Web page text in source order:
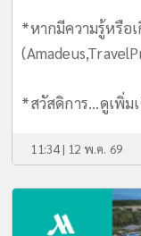
*หากมีความรู้หรือ
*สวัสดิการ...ดูเพิ่ม
11:34 | 12 พ.ค. 69